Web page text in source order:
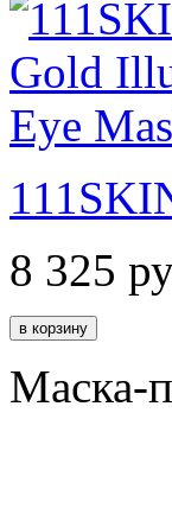
8 325
Маска-